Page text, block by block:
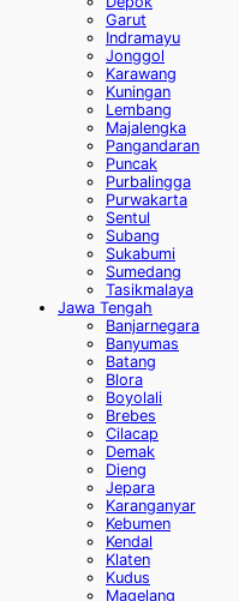
Garut
Indramayu
Jonggol
Karawang
Kuningan
Lembang
Majalengka
Pangandaran
Puncak
Purbalingga
Purwakarta
Sentul
Subang
Sukabumi
Sumedang
Tasikmalaya
Jawa Tengah
Banjarnegara
Banyumas
Batang
Blora
Boyolali
Brebes
Cilacap
Demak
Dieng
Jepara
Karanganyar
Kebumen
Kendal
Klaten
Kudus
Magelang